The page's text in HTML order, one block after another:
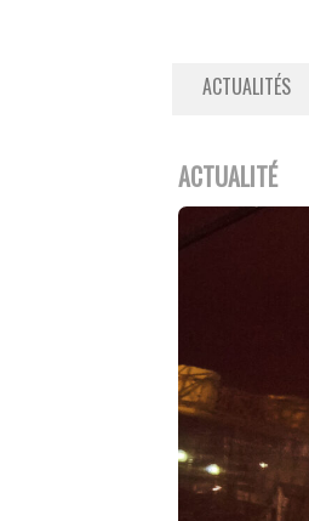
ACTUALITÉS
ACTUALITÉ